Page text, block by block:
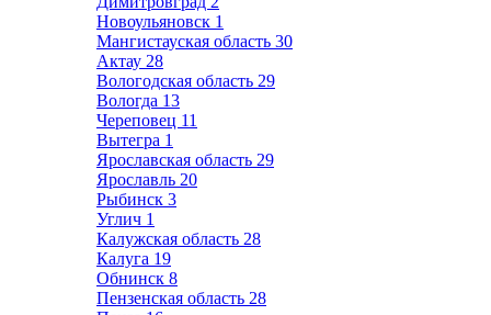
Новоульяновск 1
Мангистауская область 30
Актау 28
Вологодская область 29
Вологда 13
Череповец 11
Вытегра 1
Ярославская область 29
Ярославль 20
Рыбинск 3
Углич 1
Калужская область 28
Калуга 19
Обнинск 8
Пензенская область 28